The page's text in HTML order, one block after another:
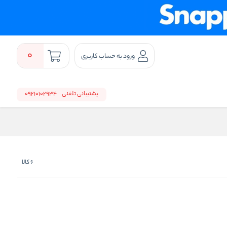
ورود به حساب کاربری 0
پشتیبانی تلفنی 09210102934
6کالا